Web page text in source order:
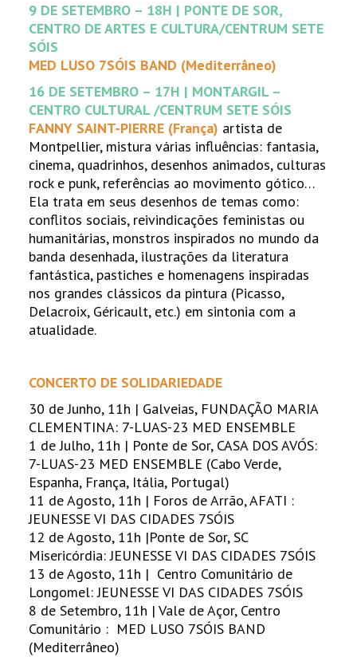
9 DE SETEMBRO – 18H | PONTE DE SOR,
CENTRO DE ARTES E CULTURA/CENTRUM SETE
SÓIS
MED LUSO 7SÓIS BAND (Mediterrâneo)
16 DE SETEMBRO – 17H | MONTARGIL –
CENTRO CULTURAL /CENTRUM SETE SÓIS
FANNY SAINT-PIERRE (França) artista de
Montpellier, mistura várias influências: fantasia,
cinema, quadrinhos, desenhos animados, culturas
rock e punk, referências ao movimento gótico…
Ela trata em seus desenhos de temas como:
conflitos sociais, reivindicações feministas ou
humanitárias, monstros inspirados no mundo da
banda desenhada, ilustrações da literatura
fantástica, pastiches e homenagens inspiradas
nos grandes clássicos da pintura (Picasso,
Delacroix, Géricault, etc.) em sintonia com a
atualidade.
CONCERTO DE SOLIDARIEDADE
30 de Junho, 11h | Galveias, FUNDAÇÃO MARIA
CLEMENTINA: 7-LUAS-23 MED ENSEMBLE
1 de Julho, 11h | Ponte de Sor, CASA DOS AVÓS:
7-LUAS-23 MED ENSEMBLE (Cabo Verde,
Espanha, França, Itália, Portugal)
11 de Agosto, 11h | Foros de Arrão, AFATI :
JEUNESSE VI DAS CIDADES 7SÓIS
12 de Agosto, 11h |Ponte de Sor, SC
Misericórdia: JEUNESSE VI DAS CIDADES 7SÓIS
13 de Agosto, 11h | Centro Comunitário de
Longomel: JEUNESSE VI DAS CIDADES 7SÓIS
8 de Setembro, 11h | Vale de Açor, Centro
Comunitário : MED LUSO 7SÓIS BAND
(Mediterrâneo)